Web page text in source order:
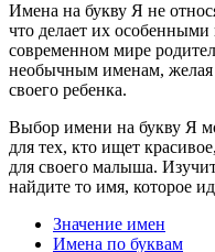
Имена на букву Я не
что делает их
современном мире
необычным именам, желая
своего ребенка.
Выбор имени на букву Я
для тех, кто ищет
для своего малыша.
найдите то имя, которое
Значение имен
Имена по буквам